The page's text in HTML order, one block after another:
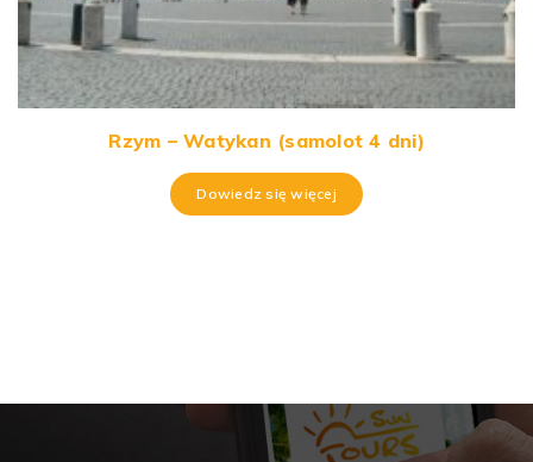
Rzym – Watykan (samolot 4 dni)
Dowiedz się więcej